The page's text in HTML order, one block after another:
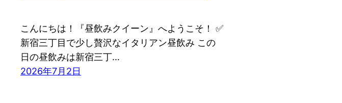
こんにちは！『昼飲みクイーン』へようこそ！ ✅
新宿三丁目で少し贅沢なイタリアン昼飲み この
日の昼飲みは新宿三丁…
2026年7月2日